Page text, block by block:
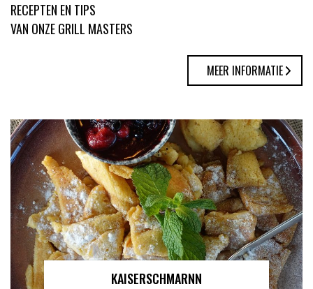
RECEPTEN EN TIPS
VAN ONZE GRILL MASTERS
MEER INFORMATIE
KAISERSCHMARNN